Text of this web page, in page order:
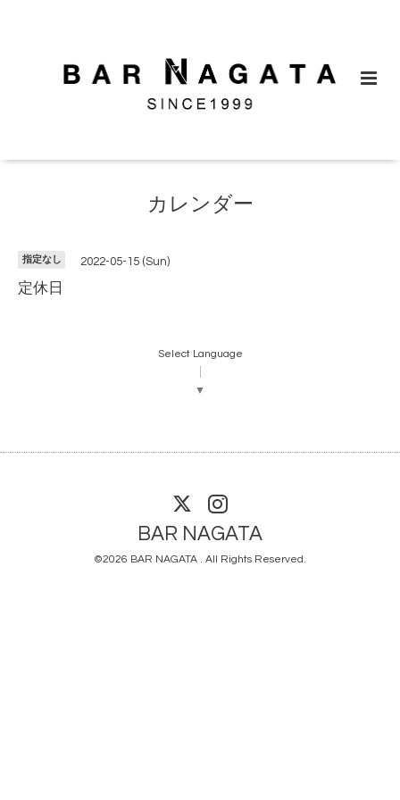
カレンダー
指定なし 2022-05-15 (Sun)
定休日
Select Language
▼
BAR NAGATA
©2026 BAR NAGATA . All Rights Reserved.